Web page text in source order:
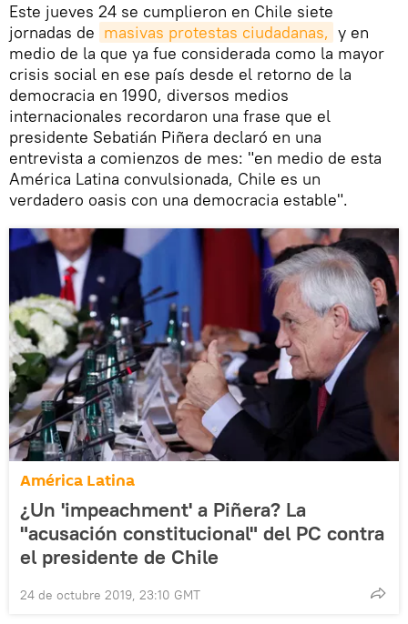
Este jueves 24 se cumplieron en Chile siete
jornadas de masivas protestas ciudadanas, y en
medio de la que ya fue considerada como la mayor
crisis social en ese país desde el retorno de la
democracia en 1990, diversos medios
internacionales recordaron una frase que el
presidente Sebatián Piñera declaró en una
entrevista a comienzos de mes: "en medio de esta
América Latina convulsionada, Chile es un
verdadero oasis con una democracia estable".
América Latina
¿Un 'impeachment' a Piñera? La
"acusación constitucional" del PC contra
el presidente de Chile
24 de octubre 2019, 23:10 GMT